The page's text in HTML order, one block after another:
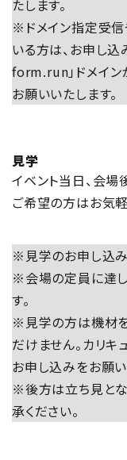
たします。
※ドメイン指定受
いる方は、お申し
form.run」ドメイン
お願いいたします。
見学
イベント当日、会
ご希望の方はお気
※見学のお申し込み
※会場の定員に達
す。
※見学の方は機材
だけません。カリキ
お申し込みをお願い
※後方は立ち見とな
承ください。